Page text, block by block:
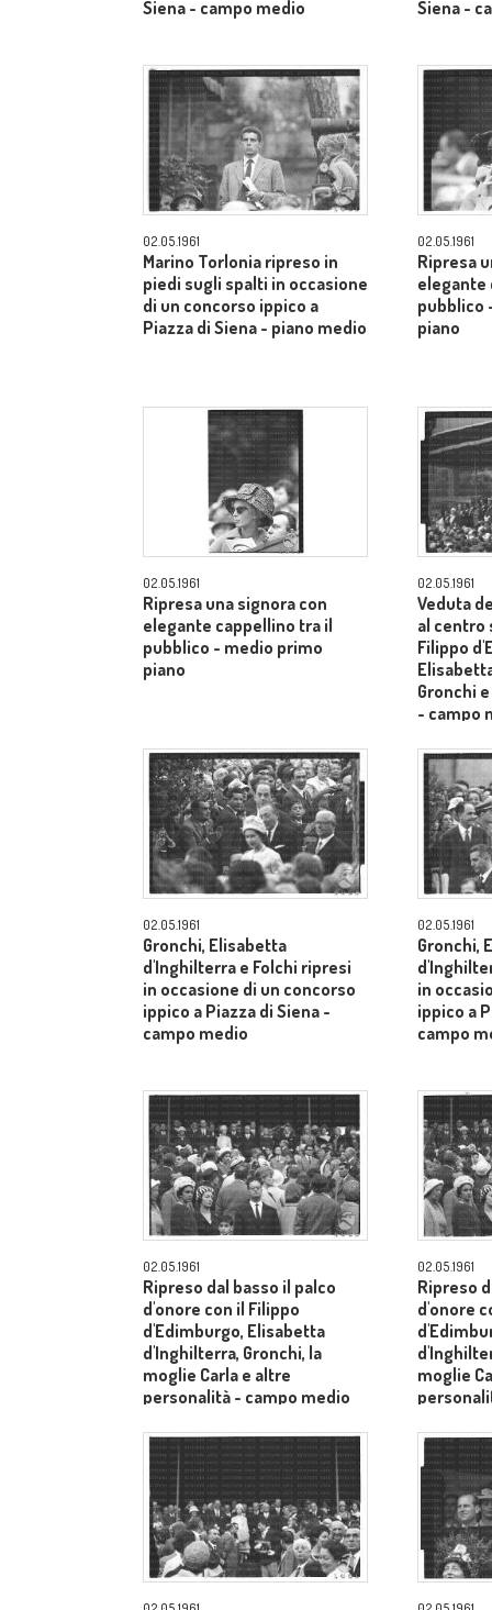
Siena - campo medio
Siena -
02.05.1961
Marino Torlonia ripreso in
piedi sugli spalti in occasione
di un concorso ippico a
Piazza di Siena - piano medio
02.05.1961
Ripresa
elegante
pubblico
piano
02.05.1961
Ripresa una signora con
elegante cappellino tra il
pubblico - medio primo
piano
02.05.1961
Veduta
al centro
Filippo
Gronchi
- campo
02.05.1961
Gronchi, Elisabetta
d'Inghilterra e Folchi ripresi
in occasione di un concorso
ippico a Piazza di Siena -
campo medio
02.05.1961
Gronchi,
in
ippico a
campo
02.05.1961
Ripreso dal basso il palco
d'onore con il Filippo
d'Edimburgo, Elisabetta
d'Inghilterra, Gronchi, la
moglie Carla e altre
personalità - campo medio
02.05.1961
Ripreso
d'onore
moglie